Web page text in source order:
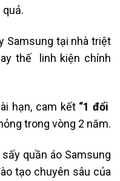
quả.
Samsung tại nhà triệt
thế linh kiện chính
hạn, cam kết “1 đổi
trong vòng 2 năm.
quần áo Samsung
tạo chuyên sâu của